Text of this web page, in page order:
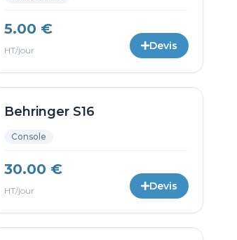
5.00 €
HT/jour Devis
Behringer S16
Console
30.00 €
HT/jour Devis